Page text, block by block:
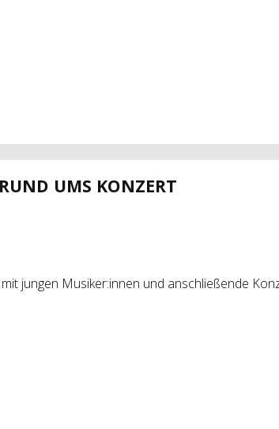
UMS KONZERT
jungen Musiker:innen und anschließende